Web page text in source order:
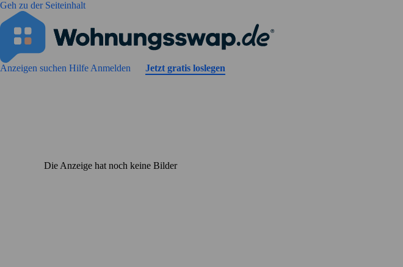
Geh zu der Seiteinhalt
Anzeigen suchen Hilfe Anmelden Jetzt gratis loslegen
Die Anzeige hat noch keine Bilder